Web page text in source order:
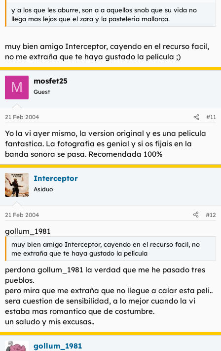
y a los que les aburre, son a a aquellos snob que su vida no
llega mas lejos que el zara y la pasteleria mallorca.
muy bien amigo Interceptor, cayendo en el recurso facil,
no me extraña que te haya gustado la película ;)
M mosfet25
Guest
21 Feb 2004 #11
Yo la vi ayer mismo, la version original y es una pelicula
fantastica. La fotografia es genial y si os fijais en la
banda sonora se pasa. Recomendada 100%
Interceptor
Asiduo
21 Feb 2004 #12
gollum_1981
muy bien amigo Interceptor, cayendo en el recurso facil, no
me extraña que te haya gustado la película
perdona gollum_1981 la verdad que me he pasado tres
pueblos.
pero mira que me extraña que no llegue a calar esta peli..
sera cuestion de sensibilidad, a lo mejor cuando la vi
estaba mas romantico que de costumbre.
un saludo y mis excusas..
gollum_1981